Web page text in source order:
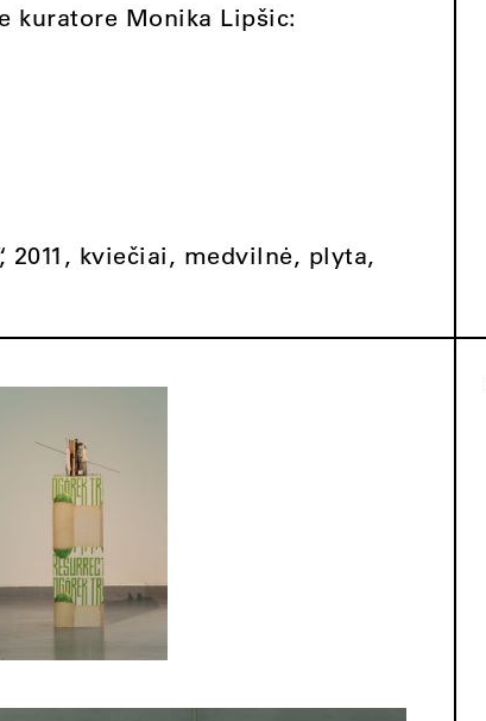
kuratore Monika Lipšic:
2011, kviečiai, medvilnė, plyta,